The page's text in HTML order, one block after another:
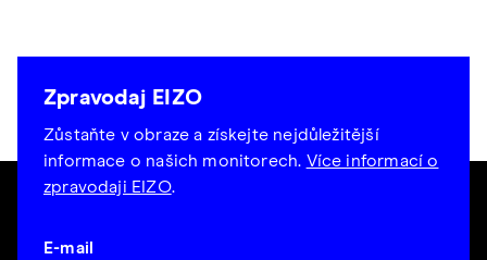
Zpravodaj EIZO
Zůstaňte v obraze a získejte nejdůležitější
informace o našich monitorech. Více informací o
zpravodaji EIZO.
E-mail